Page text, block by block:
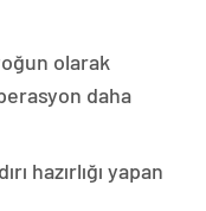
olarak
daha
hazırlığı yapan